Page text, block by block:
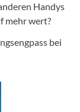
Handys
mehr wert?
bei